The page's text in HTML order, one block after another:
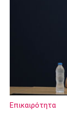
Επικαιρότητα